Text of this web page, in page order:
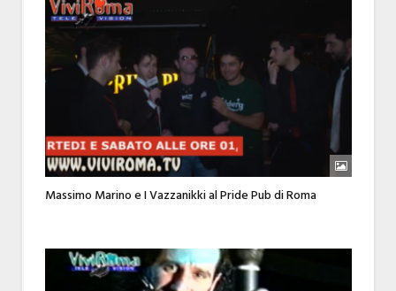
Massimo Marino e I Vazzanikki al Pride Pub di Roma